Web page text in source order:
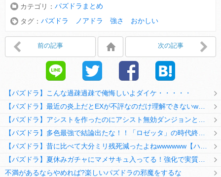
カテゴリ： パズドラまとめ
タグ： パズドラ ノアドラ 強さ おかしい
前の記事 次の記事
【パズドラ】こんな過疎過疎で俺悔しいよダイケ・・・・・
不満があるならやめれば?楽しいパズドラの邪魔をするな